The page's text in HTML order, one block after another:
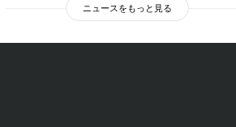
ニュースをもっと見る